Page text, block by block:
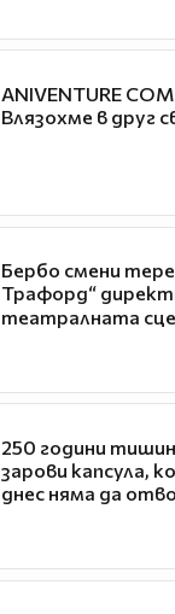
ANIVENTURE
Влязохме в друг
Бербо смени
Трафорд“
театралната
250 години
зарови капсула,
днес няма да